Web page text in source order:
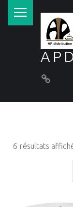
6 résultats